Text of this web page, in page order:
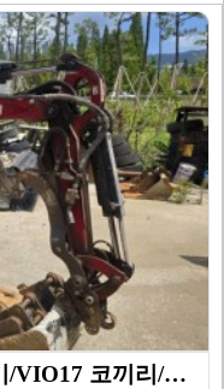
얀마/굴삭기/1.7톤 미니굴삭기/VIO17 코끼리/20…